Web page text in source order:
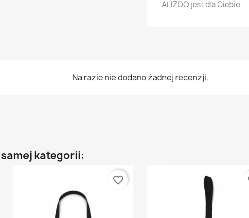
ALIZOO jest dla Ciebie.
Na razie nie dodano żadnej recenzji.
kategorii:
favorite_border